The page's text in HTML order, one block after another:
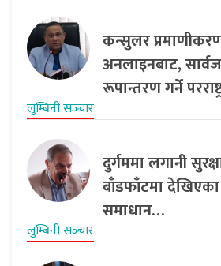
कन्सुलर
अनलाइनबाट,
रूपान्तरण गर्ने
लुम्बिनी सञ्‍चार
दुर्गममा लगानी
बाँडफाँटमा
समाधान…
लुम्बिनी सञ्‍चार